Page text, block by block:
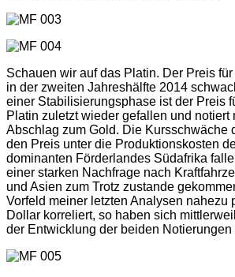
Schauen wir auf das Platin. Der Preis
in der zweiten Jahreshälfte 2014
einer Stabilisierungsphase ist der Preis
Platin zuletzt wieder gefallen und notiert
Abschlag zum Gold. Die Kursschwäche
den Preis unter die Produktionskosten
dominanten Förderlandes Südafrika
einer starken Nachfrage nach
und Asien zum Trotz zustande
Vorfeld meiner letzten Analysen nahezu
Dollar korreliert, so haben sich
der Entwicklung der beiden Notierungen